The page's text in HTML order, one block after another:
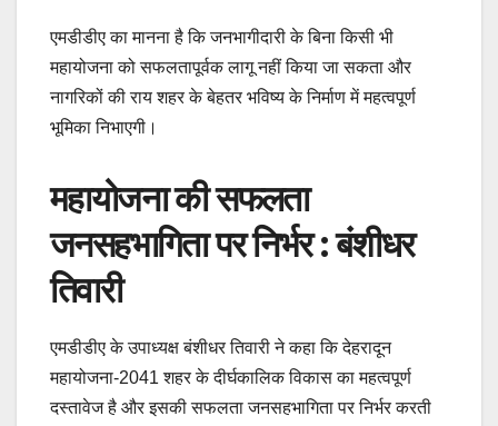
एमडीडीए का मानना है कि जनभागीदारी के बिना किसी भी
महायोजना को सफलतापूर्वक लागू नहीं किया जा सकता और
नागरिकों की राय शहर के बेहतर भविष्य के निर्माण में महत्वपूर्ण
भूमिका निभाएगी।
महायोजना की सफलता
जनसहभागिता पर निर्भर : बंशीधर
तिवारी
एमडीडीए के उपाध्यक्ष बंशीधर तिवारी ने कहा कि देहरादून
महायोजना-2041 शहर के दीर्घकालिक विकास का महत्वपूर्ण
दस्तावेज है और इसकी सफलता जनसहभागिता पर निर्भर करती